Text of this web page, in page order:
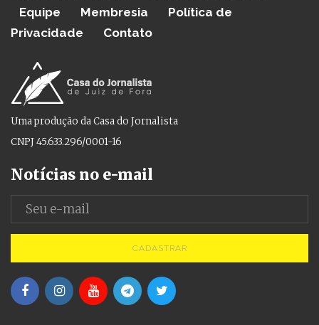
Equipe
Membresia
Política de
Privacidade
Contato
Uma produção da Casa do Jornalista
CNPJ 45.633.296/0001-16
Notícias no e-mail
CADASTRAR